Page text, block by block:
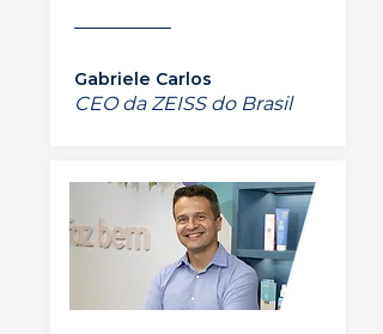
Gabriele Carlos
CEO da ZEISS do Brasil